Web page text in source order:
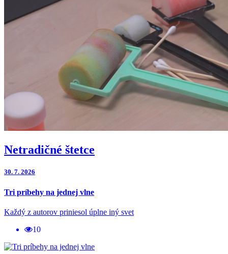
Netradičné štetce
30. 7. 2026
Tri príbehy na jednej vlne
Každý z autorov priniesol úplne iný svet
10